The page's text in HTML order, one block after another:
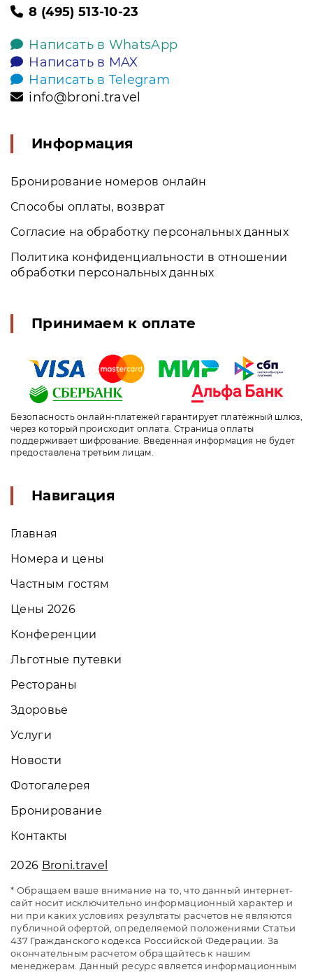
8 (495) 513-10-23
Написать в WhatsApp
Написать в MAX
Написать в Telegram
info@broni.travel
Информация
Бронирование номеров онлайн
Способы оплаты, возврат
Согласие на обработку персональных данных
Политика конфиденциальности в отношении
обработки персональных данных
Принимаем к оплате
Безопасность онлайн-платежей гарантирует платёжный шлюз,
через который происходит оплата. Страница оплаты
поддерживает шифрование. Введенная информация не будет
предоставлена третьим лицам.
Навигация
Главная
Номера и цены
Частным гостям
Цены 2026
Конференции
Льготные путевки
Рестораны
Здоровье
Услуги
Новости
Фотогалерея
Бронирование
Контакты
2026 Broni.travel
* Обращаем ваше внимание на то, что данный интернет-
сайт носит исключительно информационный характер и
ни при каких условиях результаты расчетов не являются
публичной офертой, определяемой положениями Статьи
437 Гражданского кодекса Российской Федерации. За
окончательным расчетом обращайтесь к нашим
менеджерам. Данный ресурс является информационным